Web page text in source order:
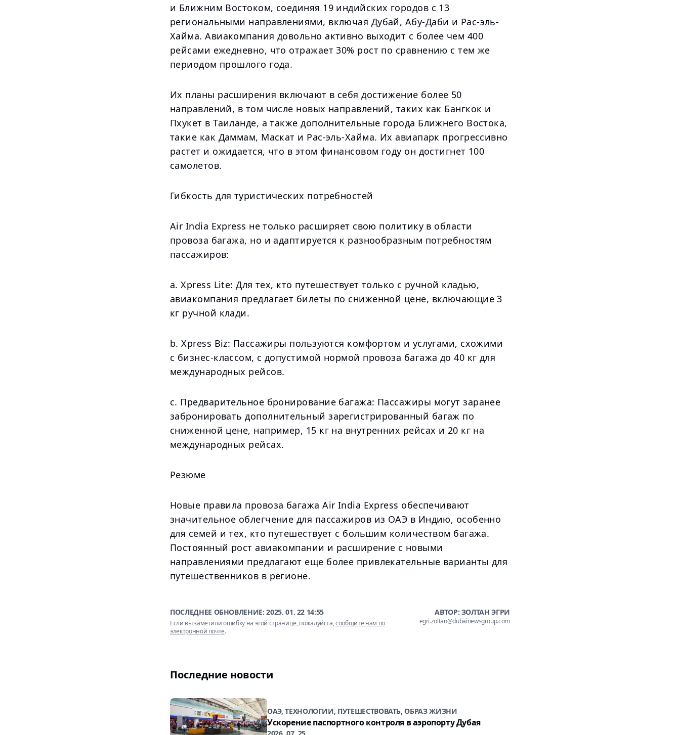
и Ближним Востоком, соединяя 19 индийских городов с 13
региональными направлениями, включая Дубай, Абу-Даби и Рас-эль-
Хайма. Авиакомпания довольно активно выходит с более чем 400
рейсами ежедневно, что отражает 30% рост по сравнению с тем же
периодом прошлого года.
Их планы расширения включают в себя достижение более 50
направлений, в том числе новых направлений, таких как Бангкок и
Пхукет в Таиланде, а также дополнительные города Ближнего Востока,
такие как Даммам, Маскат и Рас-эль-Хайма. Их авиапарк прогрессивно
растет и ожидается, что в этом финансовом году он достигнет 100
самолетов.
Гибкость для туристических потребностей
Air India Express не только расширяет свою политику в области
провоза багажа, но и адаптируется к разнообразным потребностям
пассажиров:
a. Xpress Lite: Для тех, кто путешествует только с ручной кладью,
авиакомпания предлагает билеты по сниженной цене, включающие 3
кг ручной клади.
b. Xpress Biz: Пассажиры пользуются комфортом и услугами, схожими
с бизнес-классом, с допустимой нормой провоза багажа до 40 кг для
международных рейсов.
c. Предварительное бронирование багажа: Пассажиры могут заранее
забронировать дополнительный зарегистрированный багаж по
сниженной цене, например, 15 кг на внутренних рейсах и 20 кг на
международных рейсах.
Резюме
Новые правила провоза багажа Air India Express обеспечивают
значительное облегчение для пассажиров из ОАЭ в Индию, особенно
для семей и тех, кто путешествует с большим количеством багажа.
Постоянный рост авиакомпании и расширение с новыми
направлениями предлагают еще более привлекательные варианты для
путешественников в регионе.
ПОСЛЕДНЕЕ ОБНОВЛЕНИЕ:2025. 01. 22 14:55
Если вы заметили ошибку на этой странице, пожалуйста,сообщите нам по
электронной почте.
АВТОР: ЗОЛТАН ЭГРИ
egri.zoltan@dubainewsgroup.com
Последние новости
ОАЭ, ТЕХНОЛОГИИ, ПУТЕШЕСТВОВАТЬ, ОБРАЗ ЖИЗНИ
Ускорение паспортного контроля в аэропорту Дубая